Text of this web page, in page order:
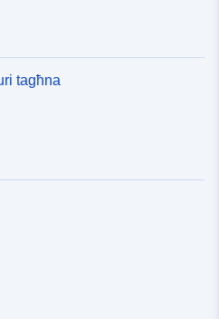
tagħna